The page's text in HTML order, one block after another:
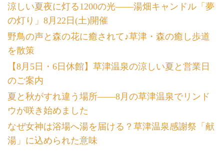
涼しい夏夜に灯る1200の光――湯畑キャンドル「夢
の灯り」8月22日(土)開催
野鳥の声と森の花に癒されて♪草津・森の癒し歩道
を散策
【8月5日・6日休館】草津温泉の涼しい夏と営業日
のご案内
夏と秋がすれ違う場所――8月の草津温泉でリンド
ウが咲き始めました
なぜ女神は浴場へ湯を届ける？草津温泉感謝祭「献
湯」に込められた意味